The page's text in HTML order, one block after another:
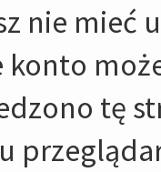
nie mieć
konto
tę